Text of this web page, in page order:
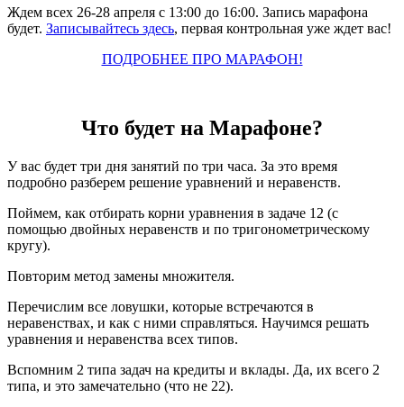
Ждем всех 26-28 апреля с 13:00 до 16:00. Запись марафона
будет. Записывайтесь здесь, первая контрольная уже ждет вас!
ПОДРОБНЕЕ ПРО МАРАФОН!
Что будет на Марафоне?
У вас будет три дня занятий по три часа. За это время
подробно разберем решение уравнений и неравенств.
Поймем, как отбирать корни уравнения в задаче 12 (с
помощью двойных неравенств и по тригонометрическому
кругу).
Повторим метод замены множителя.
Перечислим все ловушки, которые встречаются в
неравенствах, и как с ними справляться. Научимся решать
уравнения и неравенства всех типов.
Вспомним 2 типа задач на кредиты и вклады. Да, их всего 2
типа, и это замечательно (что не 22).